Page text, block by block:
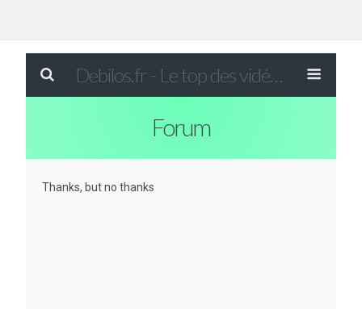
Debilos.fr - Le top des vidéos drôles du WEB !
Forum
Thanks, but no thanks